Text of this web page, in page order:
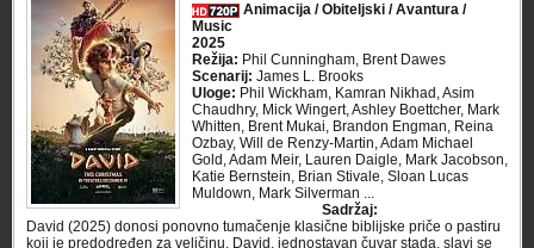
Animacija / Obiteljski / Avantura /
Music
2025
Režija: Phil Cunningham, Brent Dawes
Scenarij: James L. Brooks
Uloge: Phil Wickham, Kamran Nikhad, Asim
Chaudhry, Mick Wingert, Ashley Boettcher, Mark
Whitten, Brent Mukai, Brandon Engman, Reina
Ozbay, Will de Renzy-Martin, Adam Michael
Gold, Adam Meir, Lauren Daigle, Mark Jacobson,
Katie Bernstein, Brian Stivale, Sloan Lucas
Muldown, Mark Silverman ...
Sadržaj:
David (2025) donosi ponovno tumačenje klasične biblijske priče o pastiru
koji je predodređen za veličinu. David, jednostavan čuvar stada, slavi se